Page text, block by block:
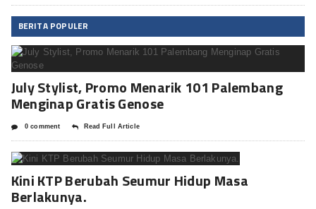
BERITA POPULER
July Stylist, Promo Menarik 101 Palembang
Menginap Gratis Genose
0 comment Read Full Article
Kini KTP Berubah Seumur Hidup Masa
Berlakunya.